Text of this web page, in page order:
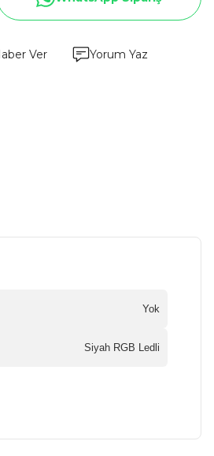
Ver Yorum Yaz
Yok
Siyah RGB Ledli